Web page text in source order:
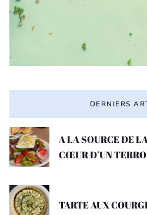
DERNIERS
A LA SOURCE DE
CŒUR D’UN
TARTE AUX